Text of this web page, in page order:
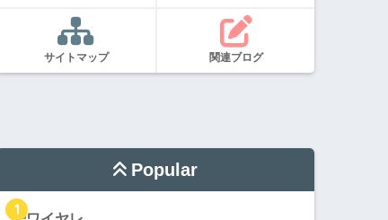
サイトマップ 関連ブログ
Popular
1